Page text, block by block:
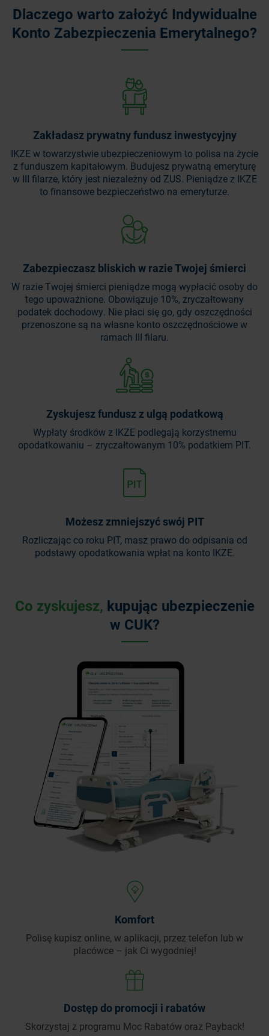
Dlaczego warto założyć Indywidualne
Konto Zabezpieczenia Emerytalnego?
Zakładasz prywatny fundusz inwestycyjny
IKZE w towarzystwie ubezpieczeniowym to polisa na życie
z funduszem kapitałowym. Budujesz prywatną emeryturę
w III filarze, który jest niezależny od ZUS. Pieniądze z IKZE
to finansowe bezpieczeństwo na emeryturze.
Zabezpieczasz bliskich w razie Twojej śmierci
W razie Twojej śmierci pieniądze mogą wypłacić osoby do
tego upoważnione. Obowiązuje 10%, zryczałtowany
podatek dochodowy. Nie płaci się go, gdy oszczędności
przenoszone są na własne konto oszczędnościowe w
ramach III filaru.
Zyskujesz fundusz z ulgą podatkową
Wypłaty środków z IKZE podlegają korzystnemu
opodatkowaniu – zryczałtowanym 10% podatkiem PIT.
Możesz zmniejszyć swój PIT
Rozliczając co roku PIT, masz prawo do odpisania od
podstawy opodatkowania wpłat na konto IKZE.
Co zyskujesz, kupując ubezpieczenie
w CUK?
Komfort
Polisę kupisz online, w aplikacji, przez telefon lub w
placówce – jak Ci wygodniej!
Dostęp do promocji i rabatów
Skorzystaj z programu Moc Rabatów oraz Payback!